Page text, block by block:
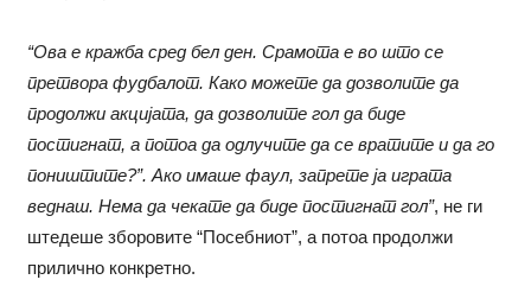
“Ова е кражба сред бел ден. Срамота е во што се
претвора фудбалот. Како можете да дозволите да
продолжи акцијата, да дозволите гол да биде
постигнат, а потоа да одлучите да се вратите и да го
поништите?”. Ако имаше фаул, запрете ја играта
веднаш. Нема да чекате да биде постигнат гол”, не ги
штедеше зборовите “Посебниот”, а потоа продолжи
прилично конкретно.